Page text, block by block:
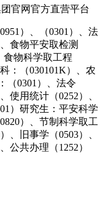
官网官方直营平台
）、（0301）、法
食物平安取检测
食物科学取工程
：（030101K）、农
（0301）、法令
使用统计（0252）、
）研究生：平安科学
）、节制科学取工
、旧事学（0503）、
公共办理（1252）